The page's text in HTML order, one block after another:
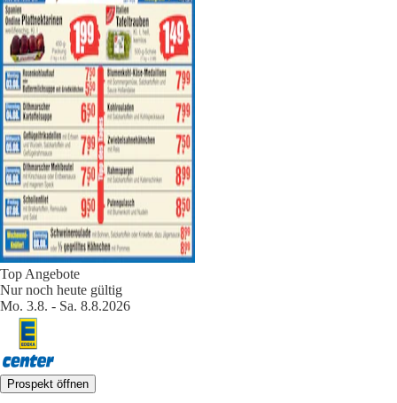
Top Angebote
Nur noch heute gültig
Mo. 3.8. - Sa. 8.8.2026
Prospekt öffnen